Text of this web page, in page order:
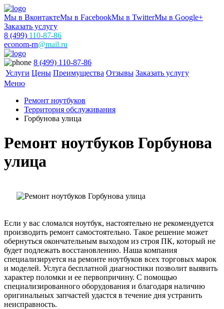
Мы в ВконтактеМы в FacebookМы в TwitterМы в Google+
Заказать услугу
8 (499) 110-87-86
econom-rn@mail.ru
8 (499) 110-87-86
Услуги Цены Преимущества Отзывы Заказать услугу
Меню
Ремонт ноутбуков
Территория обслуживания
Горбунова улица
Ремонт ноутбуков Горбунова
улица
Если у вас сломался ноутбук, настоятельно не рекомендуется
производить ремонт самостоятельно. Такое решение может
обернуться окончательным выходом из строя ПК, который не
будет подлежать восстановлению. Наша компания
специализируется на ремонте ноутбуков всех торговых марок
и моделей. Услуга бесплатной диагностики позволит выявить
характер поломки и ее первопричину. С помощью
специализированного оборудования и благодаря наличию
оригинальных запчастей удастся в течение дня устранить
неисправность.